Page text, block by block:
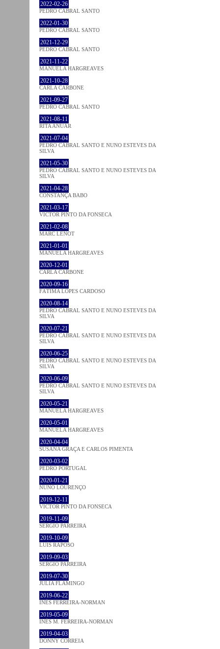
2022-02-26
PEDRO CABRAL SANTO
2022-01-30
PEDRO CABRAL SANTO
2021-12-29
PEDRO CABRAL SANTO
2021-11-22
MANUELA HARGREAVES
2021-10-28
CARLA CARBONE
2021-09-27
PEDRO CABRAL SANTO
2021-08-11
RITA ANUAR
2021-07-04
PEDRO CABRAL SANTO E NUNO ESTEVES DA
SILVA
2021-05-30
PEDRO CABRAL SANTO E NUNO ESTEVES DA
SILVA
2021-04-28
CONSTANÇA BABO
2021-03-17
VICTOR PINTO DA FONSECA
2021-02-08
MARC LENOT
2021-01-01
MANUELA HARGREAVES
2020-12-01
CARLA CARBONE
2020-09-16
FÁTIMA LOPES CARDOSO
2020-08-14
PEDRO CABRAL SANTO E NUNO ESTEVES DA
SILVA
2020-07-21
PEDRO CABRAL SANTO E NUNO ESTEVES DA
SILVA
2020-06-25
PEDRO CABRAL SANTO E NUNO ESTEVES DA
SILVA
2020-06-09
PEDRO CABRAL SANTO E NUNO ESTEVES DA
SILVA
2020-05-21
MANUELA HARGREAVES
2020-05-01
MANUELA HARGREAVES
2020-04-04
SUSANA GRAÇA E CARLOS PIMENTA
2020-03-02
PEDRO PORTUGAL
2020-01-21
NUNO LOURENÇO
2019-12-11
VICTOR PINTO DA FONSECA
2019-11-09
SÉRGIO PARREIRA
2019-10-09
LUÍS RAPOSO
2019-09-03
SÉRGIO PARREIRA
2019-07-30
JULIA FLAMINGO
2019-06-22
INÊS FERREIRA-NORMAN
2019-05-09
INÊS M. FERREIRA-NORMAN
2019-04-03
DONNY CORREIA